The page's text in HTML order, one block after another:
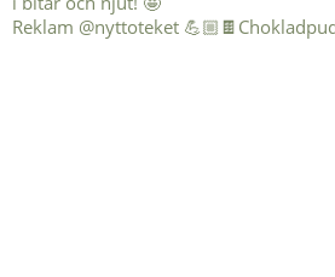
Reklam @nyttoteket